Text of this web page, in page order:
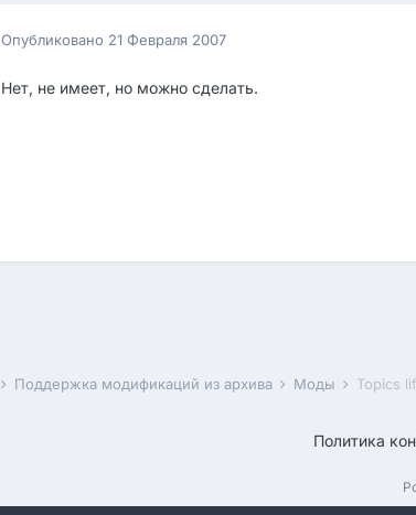
Опубликовано 21 Февраля 2007
Нет, не имеет, но можно сделать.
Поддержка модификаций из архива Моды Topics
Политика